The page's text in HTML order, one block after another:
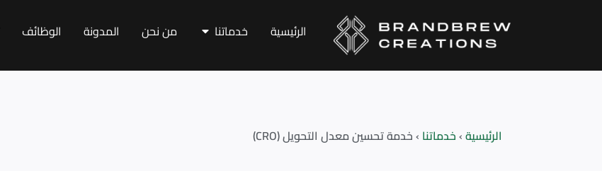
الرئيسية خدماتنا من نحن المدونة الوظائف
الرئيسية‹خدماتنا ‹خدمة تحسين معدل التحويل (CRO)